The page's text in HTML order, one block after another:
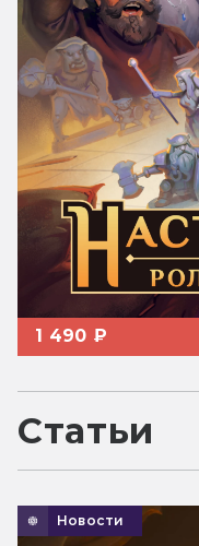
1 490 ₽
Статьи
Новости